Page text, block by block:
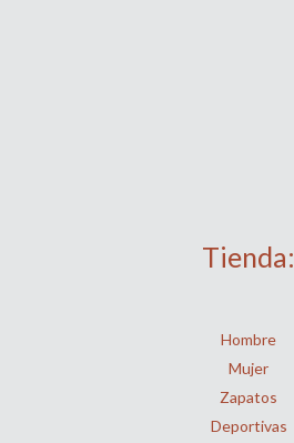
Tienda:
Hombre
Mujer
Zapatos
Deportivas